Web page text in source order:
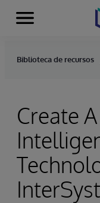
Skip to content
Menu
Biblioteca de recursos
Create